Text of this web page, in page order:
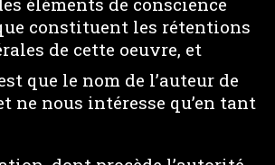
constituent les rétentions
de cette oeuvre, et
que le nom de l’auteur de
ne nous intéresse qu’en tant